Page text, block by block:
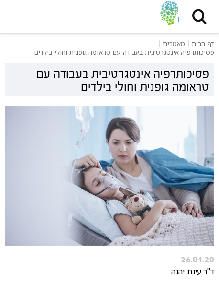
דף הבית
מאמרים
פסיכותרפיה אינטגרטיבית בעבודה עם טראומה גופנית וחולי בילדים
פסיכותרפיה אינטגרטיבית בעבודה עם
טראומה גופנית וחולי בילדים
26.01.20
ד"ר עינת יהנה